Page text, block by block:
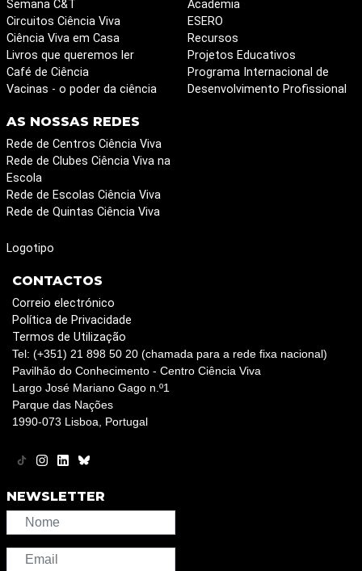
Semana C&T
Circuitos Ciência Viva
Ciência Viva em Casa
Livros que queremos ler
Café de Ciência
Vacinas - o poder da ciência
Academia
ESERO
Recursos
Projetos Educativos
Programa Internacional de
Desenvolvimento Profissional
AS NOSSAS REDES
Rede de Centros Ciência Viva
Rede de Clubes Ciência Viva na
Escola
Rede de Escolas Ciência Viva
Rede de Quintas Ciência Viva
Logotipo
CONTACTOS
Correio electrónico
Política de Privacidade
Termos de Utilização
Tel: (+351) 21 898 50 20 (chamada para a rede fixa nacional)
Pavilhão do Conhecimento - Centro Ciência Viva
Largo José Mariano Gago n.º1
Parque das Nações
1990-073 Lisboa, Portugal
NEWSLETTER